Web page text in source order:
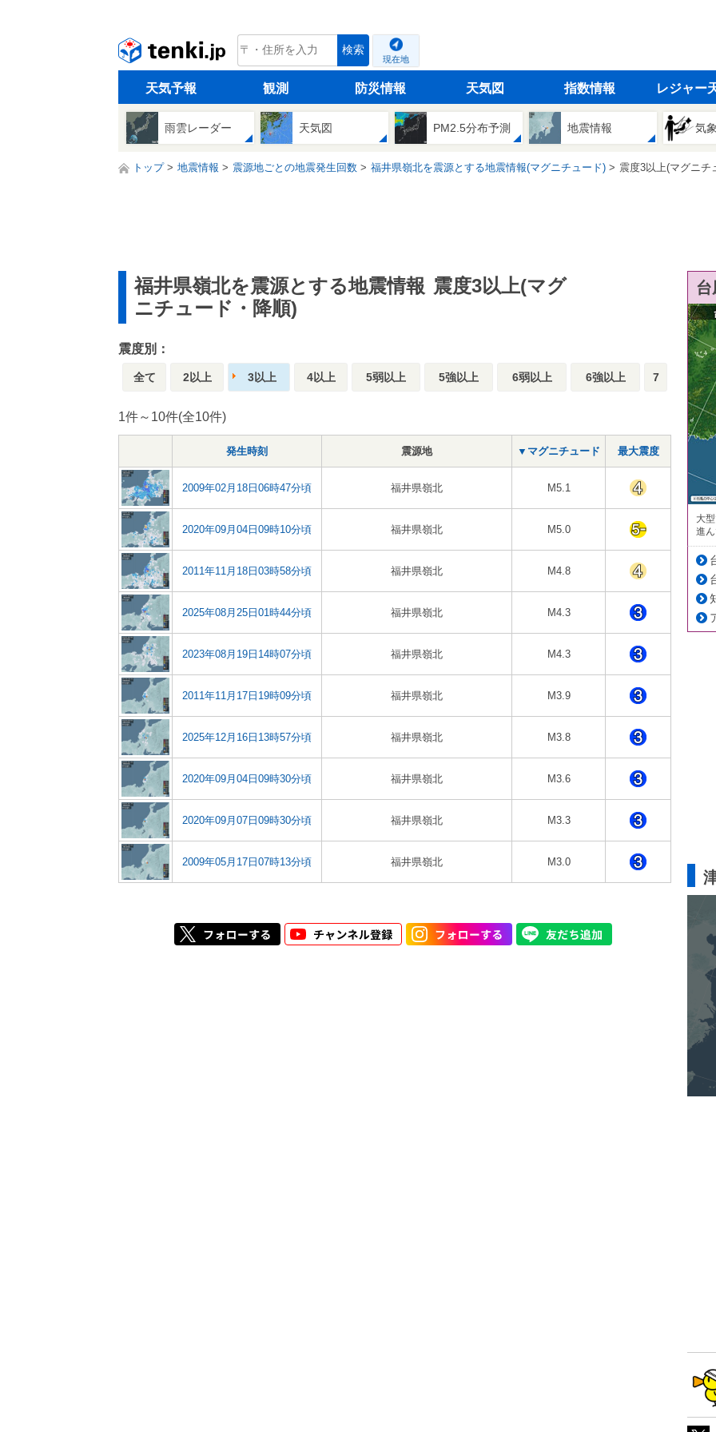
tenki.jp 検索
現在地
天気予報 観測 防災情報 天気図 指数情報 レジャー
雨雲レーダー 天気図 PM2.5分布予測 地震情報 気
トップ 地震情報 震源地ごとの地震発生回数 福井県嶺北を震源とする地震情報(マグニチュード) 震度3以上(マグニチ
福井県嶺北を震源とする地震情報 震度3以上(マグ
ニチュード・降順)
震度別：
全て 2以上 3以上 4以上 5弱以上 5強以上 6弱以上 6強以上 7
1件～10件(全10件)
発生時刻 震源地 ▼マグニチュード 最大震度
2009年02月18日06時47分頃 福井県嶺北 M5.1
2020年09月04日09時10分頃 福井県嶺北 M5.0
2011年11月18日03時58分頃 福井県嶺北 M4.8
2025年08月25日01時44分頃 福井県嶺北 M4.3
2023年08月19日14時07分頃 福井県嶺北 M4.3
2011年11月17日19時09分頃 福井県嶺北 M3.9
2025年12月16日13時57分頃 福井県嶺北 M3.8
2020年09月04日09時30分頃 福井県嶺北 M3.6
2020年09月07日09時30分頃 福井県嶺北 M3.3
2009年05月17日07時13分頃 福井県嶺北 M3.0
大
進